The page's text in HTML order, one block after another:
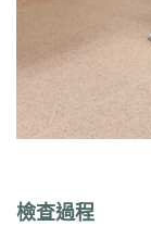
檢查過程